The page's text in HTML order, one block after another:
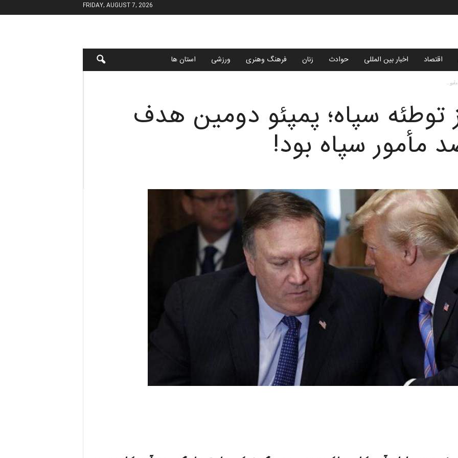
FRIDAY, AUGUST 7, 2026
اقتصاد اخبار بین المللی حوادث زنان فرهنگ وهنری ورزشی استان ها
توطئه سپاه؛ پمپئو دومین هدف
مأمور سپاه بود!